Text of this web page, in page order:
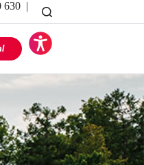
630 |